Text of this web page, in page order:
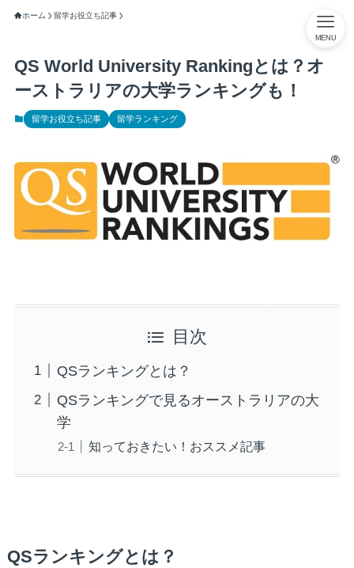
MENU
ホーム 留学お役立ち記事
QS World University Rankingとは？オ
ーストラリアの大学ランキングも！
留学お役立ち記事 留学ランキング
目次
QSランキングとは？
QSランキングで見るオーストラリアの大
学
知っておきたい！おススメ記事
QSランキングとは？